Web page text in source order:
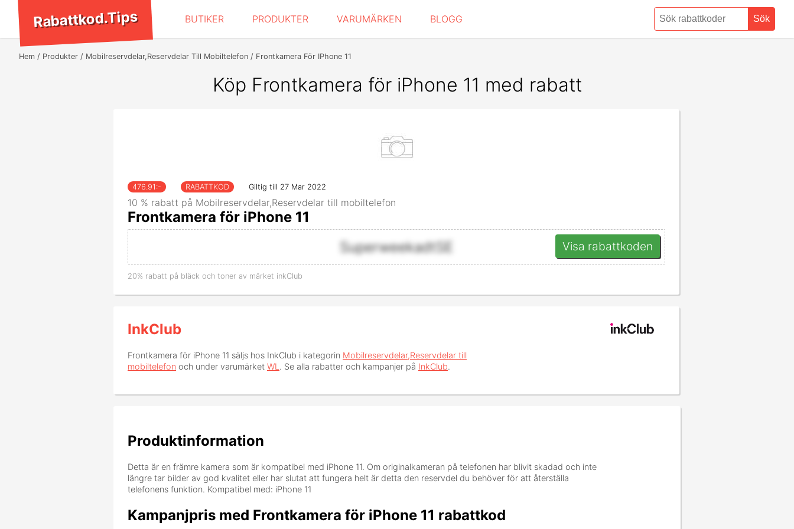
Rabattkod.Tips BUTIKER PRODUKTER VARUMÄRKEN BLOGG Sök
Hem Produkter Mobilreservdelar,Reservdelar Till Mobiltelefon Frontkamera För IPhone 11
Köp Frontkamera för iPhone 11 med rabatt
476.91 :- RABATTKOD Giltig till 27 Mar 2022
10 % rabatt på Mobilreservdelar,Reservdelar till mobiltelefon
Frontkamera för iPhone 11
SuperweekadtSE
Visa rabattkoden
20% rabatt på bläck och toner av märket inkClub
InkClub
Frontkamera för iPhone 11 säljs hos InkClub i kategorin Mobilreservdelar,Reservdelar till
mobiltelefon och under varumärket WL . Se alla rabatter och kampanjer på InkClub.
Produktinformation
Detta är en främre kamera som är kompatibel med iPhone 11. Om originalkameran på telefonen har blivit skadad och inte
längre tar bilder av god kvalitet eller har slutat att fungera helt är detta den reservdel du behöver för att återställa
telefonens funktion. Kompatibel med: iPhone 11
Kampanjpris med Frontkamera för iPhone 11 rabattkod